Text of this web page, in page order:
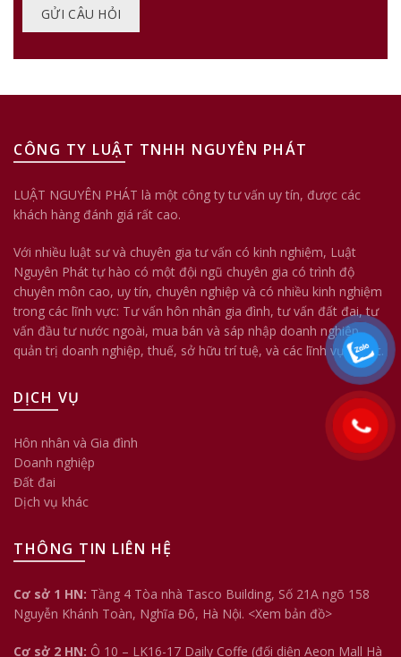
CÔNG TY LUẬT TNHH NGUYÊN PHÁT
LUẬT NGUYÊN PHÁT là một công ty tư vấn uy tín, được các
khách hàng đánh giá rất cao.
Với nhiều luật sư và chuyên gia tư vấn có kinh nghiệm, Luật
Nguyên Phát tự hào có một đội ngũ chuyên gia có trình độ
chuyên môn cao, uy tín, chuyên nghiệp và có nhiều kinh nghiệm
trong các lĩnh vực: Tư vấn hôn nhân gia đình, tư vấn đất đai, tư
vấn đầu tư nước ngoài, mua bán và sáp nhập doanh nghiệp,
quản trị doanh nghiệp, thuế, sở hữu trí tuệ, và các lĩnh vực khác.
DỊCH VỤ
Hôn nhân và Gia đình
Doanh nghiệp
Đất đai
Dịch vụ khác
THÔNG TIN LIÊN HỆ
Cơ sở 1 HN: Tầng 4 Tòa nhà Tasco Building, Số 21A ngõ 158
Nguyễn Khánh Toàn, Nghĩa Đô, Hà Nội. <Xem bản đồ>
Cơ sở 2 HN: Ô 10 – LK16-17 Daily Coffe (đối diện Aeon Mall Hà